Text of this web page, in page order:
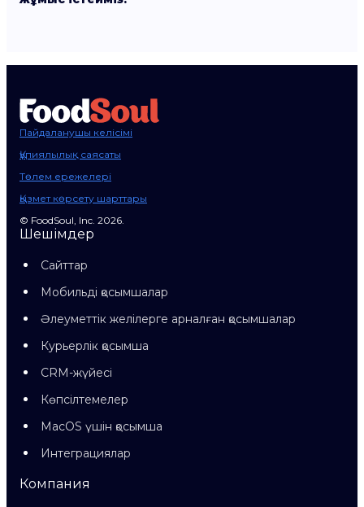
Пайдаланушы келісімі
Құпиялылық саясаты
Төлем ережелері
Қызмет көрсету шарттары
© FoodSoul, Inc. 2026.
Шешімдер
Сайттар
Мобильді қосымшалар
Әлеуметтік желілерге арналған қосымшалар
Курьерлік қосымша
CRM-жүйесі
Көпсілтемелер
MacOS үшін қосымша
Интеграциялар
Компания